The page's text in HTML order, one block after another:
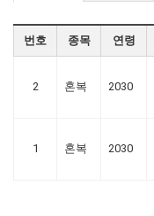
번호 종목 연령
2 혼복 2030
1 혼복 2030